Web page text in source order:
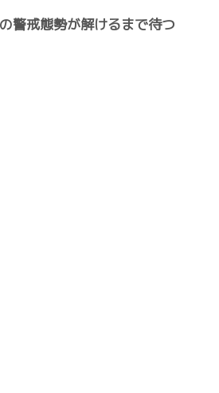
警戒態勢が解けるまで待つ